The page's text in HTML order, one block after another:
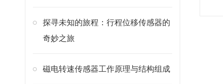
探寻未知的旅程：行程位移传感器的
奇妙之旅
磁电转速传感器工作原理与结构组成